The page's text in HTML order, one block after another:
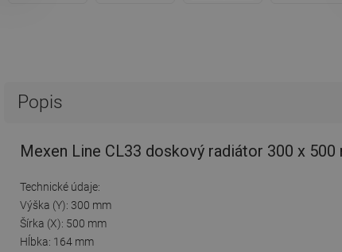
Popis
Mexen Line CL33 doskový radiátor 300 x
Technické údaje:
Výška (Y): 300 mm
Šírka (X): 500 mm
Hĺbka: 164 mm